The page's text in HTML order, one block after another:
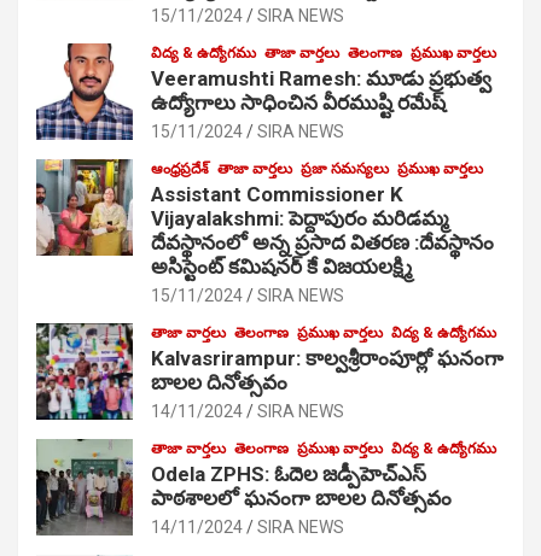
15/11/2024 SIRA NEWS
విద్య & ఉద్యోగము తాజా వార్తలు తెలంగాణ ప్రముఖ వార్తలు
Veeramushti Ramesh: మూడు ప్రభుత్వ
ఉద్యోగాలు సాధించిన వీరముష్టి రమేష్
15/11/2024 SIRA NEWS
ఆంధ్రప్రదేశ్ తాజా వార్తలు ప్రజా సమస్యలు ప్రముఖ వార్తలు
Assistant Commissioner K
Vijayalakshmi: పెద్దాపురం మరిడమ్మ
దేవస్థానంలో అన్న ప్రసాద వితరణ :దేవస్థానం
అసిస్టెంట్ కమిషనర్ కే విజయలక్ష్మి
15/11/2024 SIRA NEWS
తాజా వార్తలు తెలంగాణ ప్రముఖ వార్తలు విద్య & ఉద్యోగము
Kalvasrirampur: కాల్వశ్రీరాంపూర్లో ఘనంగా
బాలల దినోత్సవం
14/11/2024 SIRA NEWS
తాజా వార్తలు తెలంగాణ ప్రముఖ వార్తలు విద్య & ఉద్యోగము
Odela ZPHS: ఓదెల జ‌డ్పీహెచ్ఎస్
పాఠ‌శాల‌లో ఘనంగా బాలల దినోత్సవం
14/11/2024 SIRA NEWS